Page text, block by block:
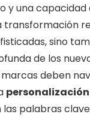
y una
transformación
sino
de los
deben
personalización
palabras